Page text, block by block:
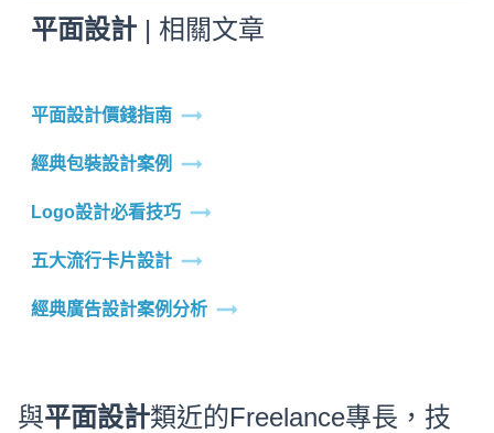
平面設計 | 相關文章
平面設計價錢指南
經典包裝設計案例
Logo設計必看技巧
五大流行卡片設計
經典廣告設計案例分析
與平面設計類近的Freelance專長，技